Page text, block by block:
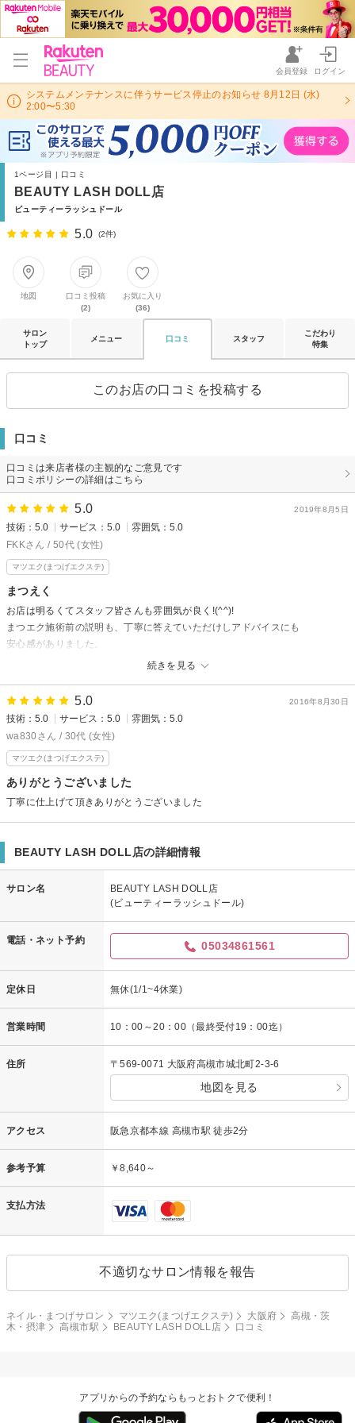
会員登録 ログイン
システムメンテナンスに伴うサービス停止のお知らせ 8月12日 (水)
2:00〜5:30
1ページ目 | 口コミ
BEAUTY LASH DOLL店
ビューティーラッシュドール
5.0 (2件)
地図
口コミ投稿
(2)
お気に入り
(36)
サロン
トップ
メニュー 口コミ スタッフ
こだわり
特集
このお店の口コミを投稿する
口コミ
口コミは来店者様の主観的なご意見です
口コミポリシーの詳細はこちら
2019年8月5日
5.0
技術：5.0 サービス：5.0
雰囲気：5.0
FKKさん / 50代 (女性)
マツエク(まつげエクステ)
まつえく
続きを見る
お店は明るくてスタッフ皆さんも雰囲気が良く!(^^)!
まつエク施術前の説明も、丁寧に答えていただけしアドバイスにも
安心感がありました。
何より施術が手際よく、しみることもなく満足のいく仕上がりでした。
していただけたのには嬉しい驚きでした。 私はおすすめいたします。
2016年8月30日
5.0
技術：5.0 サービス：5.0
雰囲気：5.0
wa830さん / 30代 (女性)
マツエク(まつげエクステ)
ありがとうございました
丁寧に仕上げて頂きありがとうございました
BEAUTY LASH DOLL店の詳細情報
サロン名
BEAUTY LASH DOLL店
(ビューティーラッシュドール)
電話・ネット予約 05034861561
定休日 無休(1/1~4休業)
営業時間 10：00～20：00（最終受付19：00迄）
住所 〒569-0071 大阪府高槻市城北町2-3-6
地図を見る
アクセス 阪急京都本線 高槻市駅 徒歩2分
参考予算 ￥8,640～
支払方法
不適切なサロン情報を報告
ネイル・まつげサロン マツエク(まつげエクステ) 大阪府
高槻・茨
木・摂津
高槻市駅 BEAUTY LASH DOLL店 口コミ
アプリからの予約ならもっとおトクで便利！